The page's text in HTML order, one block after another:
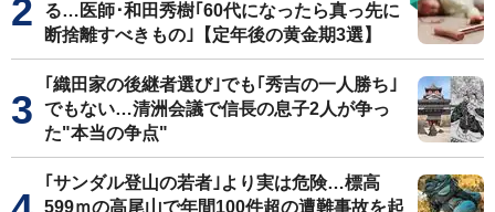
る…医師･和田秀樹｢60代になったら真っ先に
断捨離すべきもの｣【定年後の黄金期3選】
｢織田家の後継者選び｣でも｢秀吉の一人勝ち｣
でもない…清洲会議で信長の息子2人が争っ
た"本当の争点"
｢サンダル登山の若者｣より実は危険…標高
599ｍの高尾山で年間100件超の遭難事故を起